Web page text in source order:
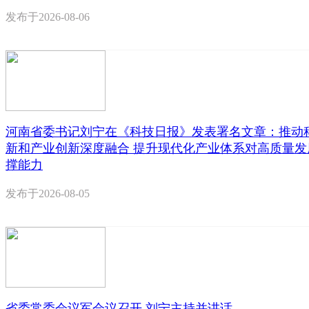
发布于2026-08-06
河南省委书记刘宁在《科技日报》发表署名文章：推动
新和产业创新深度融合 提升现代化产业体系对高质量
撑能力
发布于2026-08-05